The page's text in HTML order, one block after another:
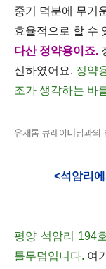
중기 덕분에 무거
효율적으로 할 수
다산 정약용이죠.
신하였어요. 정약
조가 생각하는 바
유새롬 큐레이터님과의
<석암리
평양 석암리 194
틀무덤입니다. 여